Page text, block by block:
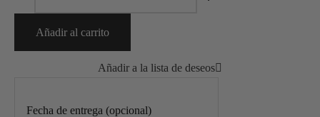
Añadir al carrito
Añadir a la lista de deseos
Fecha de entrega (opcional)